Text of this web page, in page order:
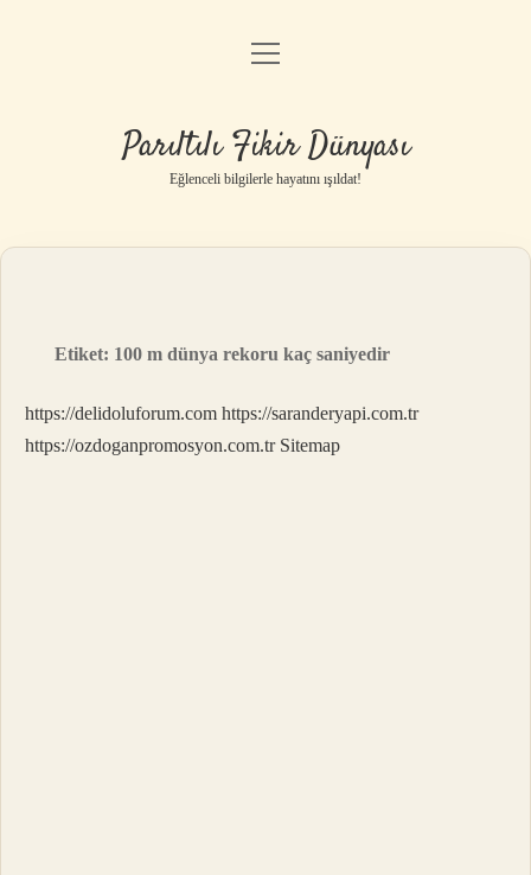
Anasayfa
Yasal Uyarı
menüyü
Parıltılı Fikir Dünyası
Eğlenceli bilgilerle hayatını ışıldat!
Etiket: 100 m dünya rekoru kaç saniyedir
https://delidoluforum.com https://saranderyapi.com.tr
https://ozdoganpromosyon.com.tr Sitemap